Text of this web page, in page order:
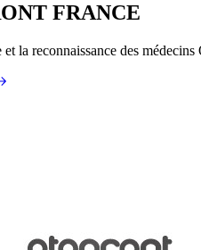
FRANCE
la reconnaissance des